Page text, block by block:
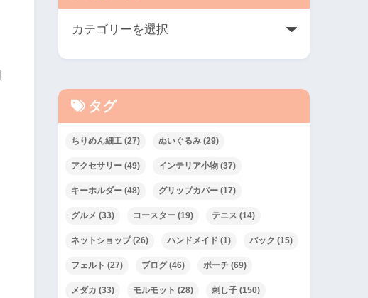
タグ
ちりめん細工 (27) ぬいぐるみ (29)
アクセサリー (49) インテリア小物 (37)
キーホルダー (48) グリップカバー (17)
グルメ (33) コースター (19) テニス (14)
ネットショップ(26) ハンドメイド (1) バック (15)
フェルト (27) ブログ(46) ポーチ (69)
メダカ (33) モルモット (28) 刺し子 (150)